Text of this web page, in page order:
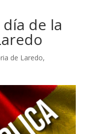
de la
de Laredo,